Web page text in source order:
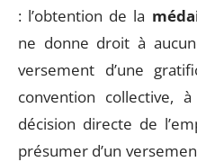
: l’obtention de la
ne donne droit à
versement d’une
convention collective,
décision directe de
présumer d’un